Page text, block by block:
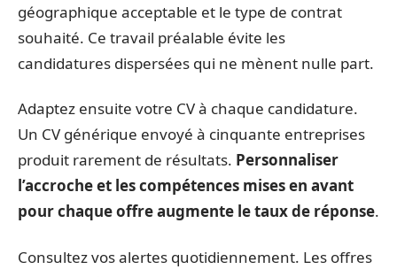
géographique acceptable et le type de contrat
souhaité. Ce travail préalable évite les
candidatures dispersées qui ne mènent nulle part.
Adaptez ensuite votre CV à chaque candidature.
Un CV générique envoyé à cinquante entreprises
produit rarement de résultats. Personnaliser
l’accroche et les compétences mises en avant
pour chaque offre augmente le taux de réponse.
Consultez vos alertes quotidiennement. Les offres